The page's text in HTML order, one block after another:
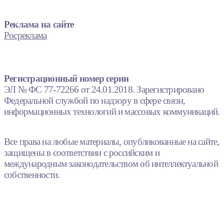
Реклама на сайте
Росреклама
Регистрационный номер серии
ЭЛ № ФС 77-72266 от 24.01.2018. Зарегистрировано
Федеральной службой по надзору в сфере связи,
информационных технологий и массовых коммуникаций.
Все права на любые материалы, опубликованные на сайте,
защищены в соответствии с российским и
международным законодательством об интеллектуальной
собственности.